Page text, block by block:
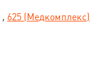
, 625 (Медкомплекс)